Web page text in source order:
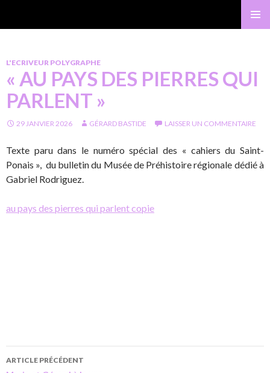
L'ECRIVEUR POLYGRAPHE
« AU PAYS DES PIERRES QUI
PARLENT »
29 JANVIER 2026 GÉRARD BASTIDE LAISSER UN COMMENTAIRE
Texte paru dans le numéro spécial des « cahiers du Saint-
Ponais », du bulletin du Musée de Préhistoire régionale dédié à
Gabriel Rodriguez.
au pays des pierres qui parlent copie
ARTICLE PRÉCÉDENT